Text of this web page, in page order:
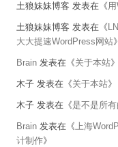
土狼妹妹博客 发表在《
土狼妹妹博客 发表在《
大大提速WordPress网站》
Brain 发表在《关于本站》
木子 发表在《关于本站》
木子 发表在《是不是所
Brain 发表在《上海
计制作》